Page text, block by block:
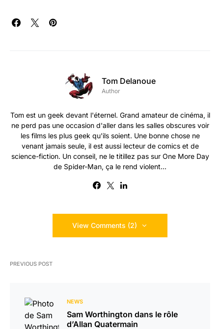
Tom Delanoue
Author
Tom est un geek devant l'éternel. Grand amateur de cinéma, il
ne perd pas une occasion d'aller dans les salles obscures voir
les films les plus geek qu'ils soient. Une bonne chose ne
venant jamais seule, il est aussi lecteur de comics et de
science-fiction. Un conseil, ne le titillez pas sur One More Day
de Spider-Man, ça le rend violent...
View Comments (2)
PREVIOUS POST
NEWS
Sam Worthington dans le rôle
d’Allan Quatermain